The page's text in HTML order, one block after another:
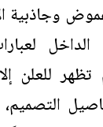
وجاذبية
تظهر